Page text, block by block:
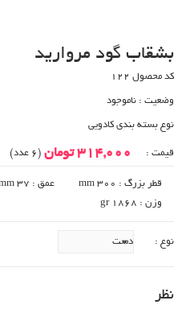
بشقاب گود مروارید
کد محصول 122
وضعیت : ناموجود
نوع بسته بندی کادویی
قیمت : 314,000 تومان (6 عدد)
قطر بزرگ : 300 mm عمق : 37 mm
وزن : 1868 gr
نوع :
نظر